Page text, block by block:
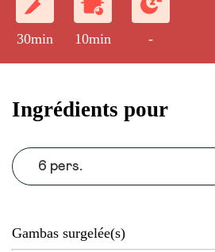
30min 10min -
Ingrédients pour
6 pers.
Gambas surgelée(s)